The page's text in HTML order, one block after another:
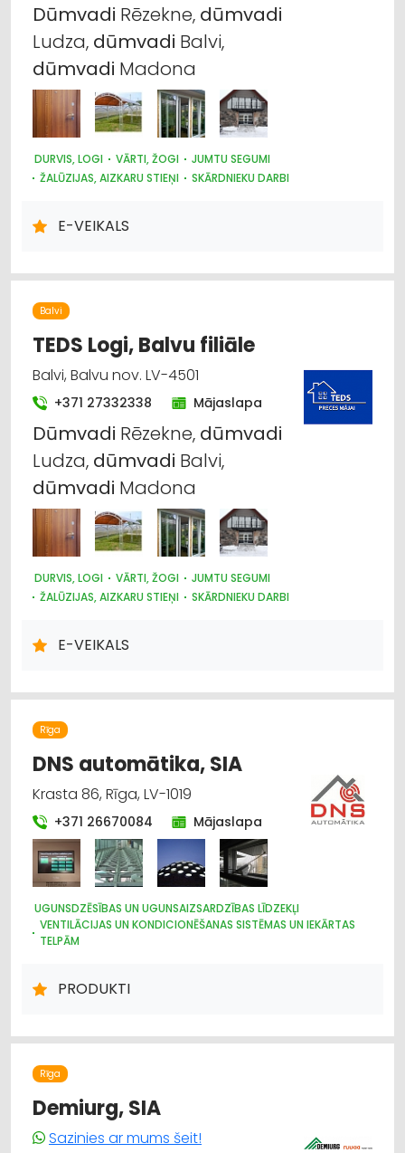
Dūmvadi Rēzekne, dūmvadi
Ludza, dūmvadi Balvi,
dūmvadi Madona
DURVIS, LOGI VĀRTI, ŽOGI
JUMTU SEGUMI
ŽALŪZIJAS, AIZKARU STIEŅI
SKĀRDNIEKU DARBI
DŪMVADI, TO IZGATAVOŠANA, UZSTĀDĪŠANA
METĀLIZSTRĀDĀJUMI
E-VEIKALS
Balvi
TEDS Logi, Balvu filiāle
Balvi, Balvu nov. LV-4501
+371 27332338 Mājaslapa
Dūmvadi Rēzekne, dūmvadi
Ludza, dūmvadi Balvi,
dūmvadi Madona
DURVIS, LOGI VĀRTI, ŽOGI
JUMTU SEGUMI
ŽALŪZIJAS, AIZKARU STIEŅI
SKĀRDNIEKU DARBI
DŪMVADI, TO IZGATAVOŠANA, UZSTĀDĪŠANA
METĀLIZSTRĀDĀJUMI
AUTO RIEPU, AUTO DISKU TIRDZNIECĪBA
E-VEIKALS
Rīga
DNS automātika, SIA
Krasta 86, Rīga, LV-1019
+371 26670084 Mājaslapa
UGUNSDZĒSĪBAS UN UGUNSAIZSARDZĪBAS LĪDZEKĻI
VENTILĀCIJAS UN KONDICIONĒŠANAS SISTĒMAS UN IEKĀRTAS
TELPĀM
DŪMVADI, TO IZGATAVOŠANA, UZSTĀDĪŠANA
PRODUKTI
Rīga
Demiurg, SIA
Sazinies ar mums šeit!